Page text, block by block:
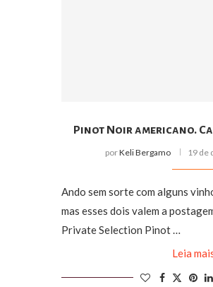
Pinot Noir americano.
porKeli Bergamo 19 de
Ando sem sorte com alguns
mas esses dois valem a
Private Selection Pinot …
Leia